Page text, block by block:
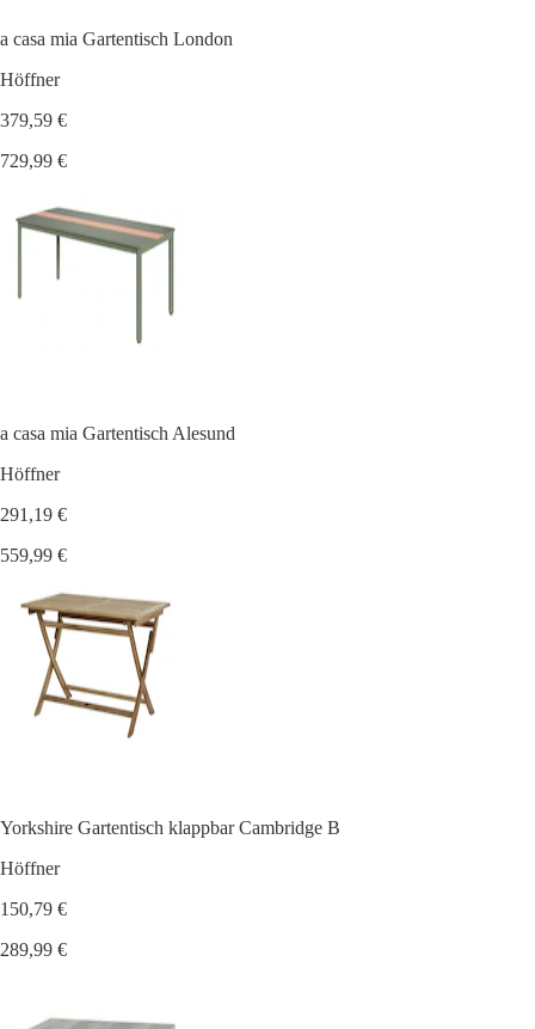
a casa mia Gartentisch London
Höffner
379,59 €
729,99 €
a casa mia Gartentisch Alesund
Höffner
291,19 €
559,99 €
Yorkshire Gartentisch klappbar Cambridge B
Höffner
150,79 €
289,99 €